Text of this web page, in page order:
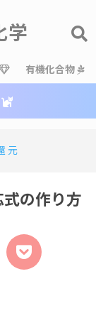
学
有機化合物
元
式の作り方